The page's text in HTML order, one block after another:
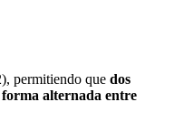
permitiendo que dos
forma alternada entre